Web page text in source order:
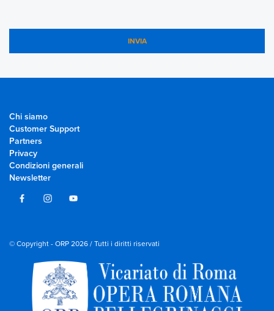
INVIA
Chi siamo
Customer Support
Partners
Privacy
Condizioni generali
Newsletter
© Copyright - ORP 2026 / Tutti i diritti riservati